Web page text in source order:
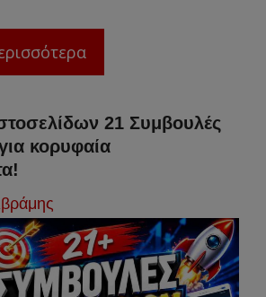
21 Συμβουλές
κορυφαία